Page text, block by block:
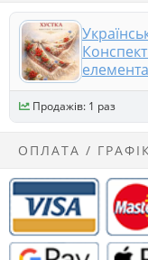
Продажів: 1 раз
ОПЛАТА /